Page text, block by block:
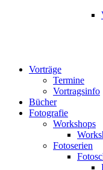
Vorträge
Termine
Vortragsinfo
Bücher
Fotografie
Workshops
Fotoserien